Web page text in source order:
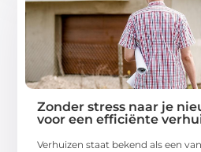
Zonder stress naar je
voor een efficiënte
Verhuizen staat bekend als een